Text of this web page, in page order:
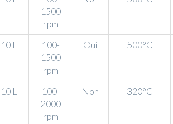
1500
rpm
10 L
100-
1500
rpm
Oui 500°C
10 L
100-
2000
rpm
Non 320°C